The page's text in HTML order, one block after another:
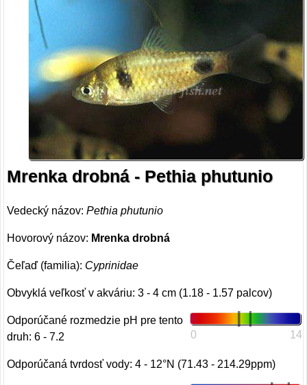
Mrenka drobná - Pethia phutunio
Vedecký názov:Pethia phutunio
Hovorový názov: Mrenka drobná
Čeľaď (familia): Cyprinidae
Obvyklá veľkosť v akváriu: 3 - 4 cm (1.18 - 1.57 palcov)
0 14
Odporúčané rozmedzie pH pre tento
druh: 6 - 7.2
Odporúčaná tvrdosť vody: 4 - 12°N (71.43 - 214.29ppm)